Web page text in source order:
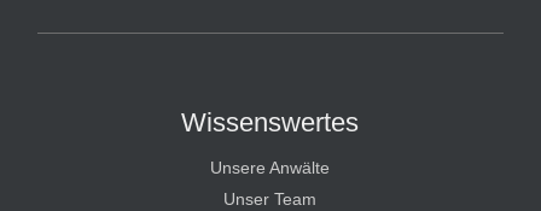
Wissenswertes
Unsere Anwälte
Unser Team